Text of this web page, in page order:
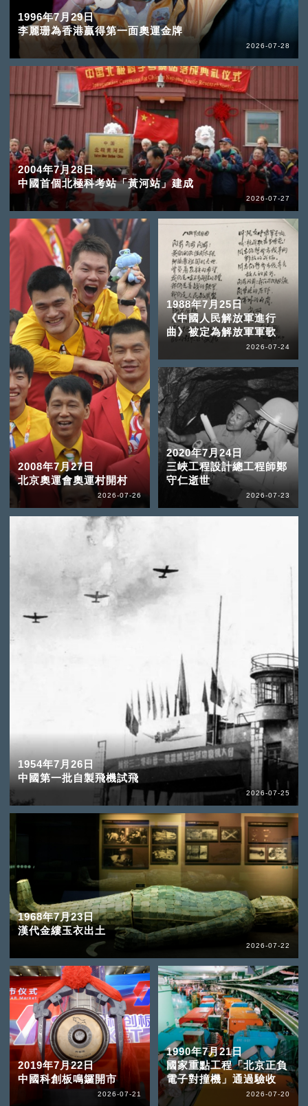
1996年7月29日
李麗珊為香港贏得第一面奧運金牌
2026-07-28
2004年7月28日
中國首個北極科考站「黃河站」建成
2026-07-27
2008年7月27日
北京奧運會奧運村開村
2026-07-26
1954年7月26日
中國第一批自製飛機試飛
2026-07-25
1988年7月25日
《中國人民解放軍進行
曲》被定為解放軍軍歌
2026-07-24
2020年7月24日
三峽工程設計總工程師鄭
守仁逝世
2026-07-23
1968年7月23日
漢代金縷玉衣出土
2026-07-22
2019年7月22日
中國科創板鳴鑼開市
2026-07-21
1990年7月21日
國家重點工程「北京正負
電子對撞機」通過驗收
2026-07-20